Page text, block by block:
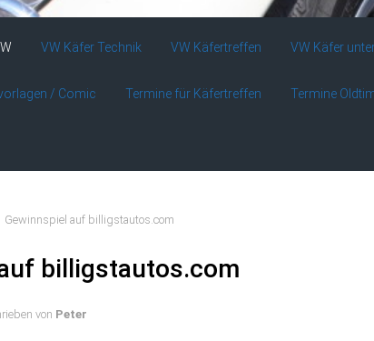
VW Käfer Technik VW Käfertreffen VW Käfer
/ Comic Termine für Käfertreffen Termine
Gewinnspiel auf billigstautos.com
billigstautos.com
von Peter